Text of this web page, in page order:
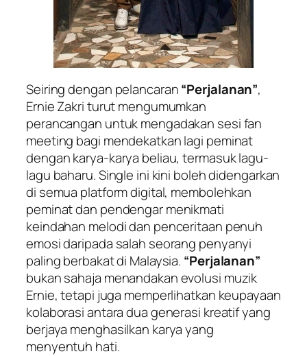
Seiring dengan pelancaran“Perjalanan”,
Ernie Zakri turut mengumumkan
perancangan untuk mengadakan sesi fan
meeting bagi mendekatkan lagi peminat
dengan karya-karya beliau, termasuk lagu-
lagu baharu. Single ini kini boleh didengarkan
di semua platform digital, membolehkan
peminat dan pendengar menikmati
keindahan melodi dan penceritaan penuh
emosi daripada salah seorang penyanyi
paling berbakat di Malaysia. “Perjalanan”
bukan sahaja menandakan evolusi muzik
Ernie, tetapi juga memperlihatkan keupayaan
kolaborasi antara dua generasi kreatif yang
berjaya menghasilkan karya yang
menyentuh hati.